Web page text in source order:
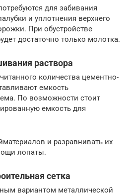
для забивания
и уплотнения верхнего
При обустройстве
достаточно только молотка.
раствора
количества цементно-
емкость
По возможности стоит
емкость для
и разравнивать их
лопаты.
сетка
вариантом металлической